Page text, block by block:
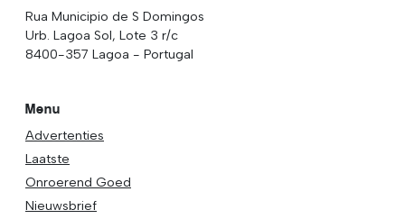
Rua Municipio de S Domingos
Urb. Lagoa Sol, Lote 3 r/c
8400-357 Lagoa - Portugal
Menu
Advertenties
Laatste
Onroerend Goed
Nieuwsbrief